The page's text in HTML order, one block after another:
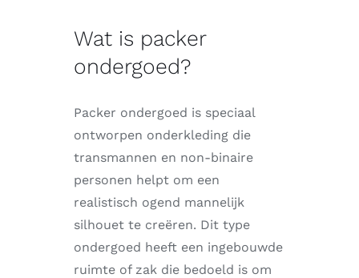
Wat is packer
ondergoed?
Packer ondergoed is speciaal
ontworpen onderkleding die
transmannen en non-binaire
personen helpt om een
realistisch ogend mannelijk
silhouet te creëren. Dit type
ondergoed heeft een ingebouwde
ruimte of zak die bedoeld is om